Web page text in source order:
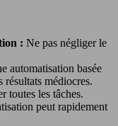
: Ne pas négliger le
automatisation basée
résultats médiocres.
toutes les tâches.
peut rapidement